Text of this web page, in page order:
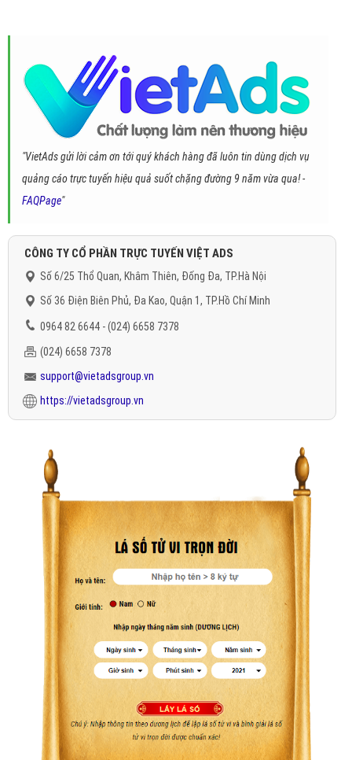
"VietAds gửi lời cảm ơn tới quý khách hàng đã luôn tin dùng dịch vụ
quảng cáo trực tuyến hiệu quả suốt chặng đường 9 năm vừa qua! -
FAQPage"
CÔNG TY CỔ PHẦN TRỰC TUYẾN VIỆT ADS
Số 6/25 Thổ Quan, Khâm Thiên, Đống Đa, TP.Hà Nội
Số 36 Điện Biên Phủ, Đa Kao, Quận 1, TP.Hồ Chí Minh
0964 82 6644 - (024) 6658 7378
(024) 6658 7378
support@vietadsgroup.vn
https://vietadsgroup.vn